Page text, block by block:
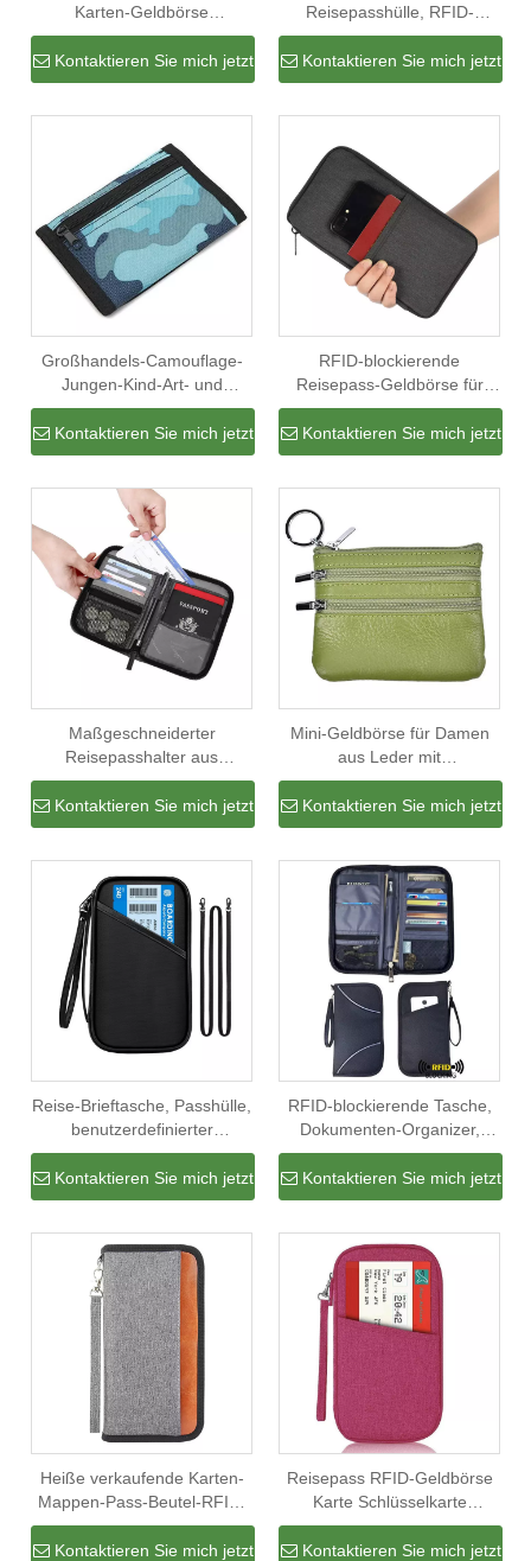
Karten-Geldbörse
Reisepass-Etui RFID-
blockierender Reisepass-
Halter Reise-Visitenkarten-
Kontaktieren Sie mich jetzt
Reisepasshülle, RFID-
Sperrkarte, Brieftasche,
Reiseticket, Geld, Visa,
Dokumenten-Organizer
Kontaktieren Sie mich jetzt
Großhandels-Camouflage-
Jungen-Kind-Art- und
WeiseRFID-Kreditkarten-
Halter-Kasten-tragbare
dreifache Geldbörse mit
Kontaktieren Sie mich jetzt
RFID-blockierende
Reisepass-Geldbörse für
Karten- und
Reisepassinhaber
Kontaktieren Sie mich jetzt
Maßgeschneiderter
Reisepasshalter aus
Polyester, billige
Reisepasstasche im langen
Stil
Kontaktieren Sie mich jetzt
Mini-Geldbörse für Damen
aus Leder mit
Reißverschluss und
Schlüsselring
Kontaktieren Sie mich jetzt
Reise-Brieftasche, Passhülle,
benutzerdefinierter
Kartenhalter, tragbares
Ticket, Kredit-
Dokumententasche,
Kontaktieren Sie mich jetzt
RFID-blockierende Tasche,
Dokumenten-Organizer,
wasserdicht,
Familienpasshülle, Herren,
Reisepass, Geldbörse
Kontaktieren Sie mich jetzt
Heiße verkaufende Karten-
Mappen-Pass-Beutel-RFID-
blockierende Pass-Halter-
kundenspezifische Pass-
Kontaktieren Sie mich jetzt
Reisepass RFID-Geldbörse
Karte Schlüsselkarte
Geldbörse Passinhaber
Organizer
Kontaktieren Sie mich jetzt